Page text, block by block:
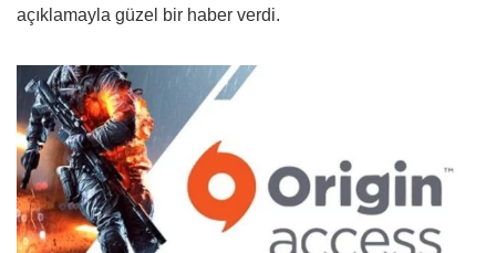
açıklamayla güzel bir haber verdi.